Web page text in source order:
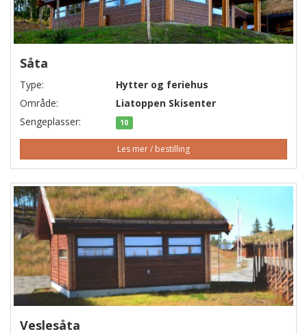
Såta
Type:
Hytter og feriehus
Område:
Liatoppen Skisenter
Sengeplasser:
10
Les mer / bestilling
Veslesåta